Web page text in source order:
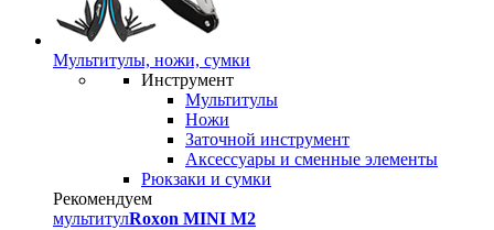
Мультитулы, ножи, сумки
Инструмент
Мультитулы
Ножи
Заточной инструмент
Аксессуары и сменные элементы
Рюкзаки и сумки
Рекомендуем
мультитулRoxon MINI M2